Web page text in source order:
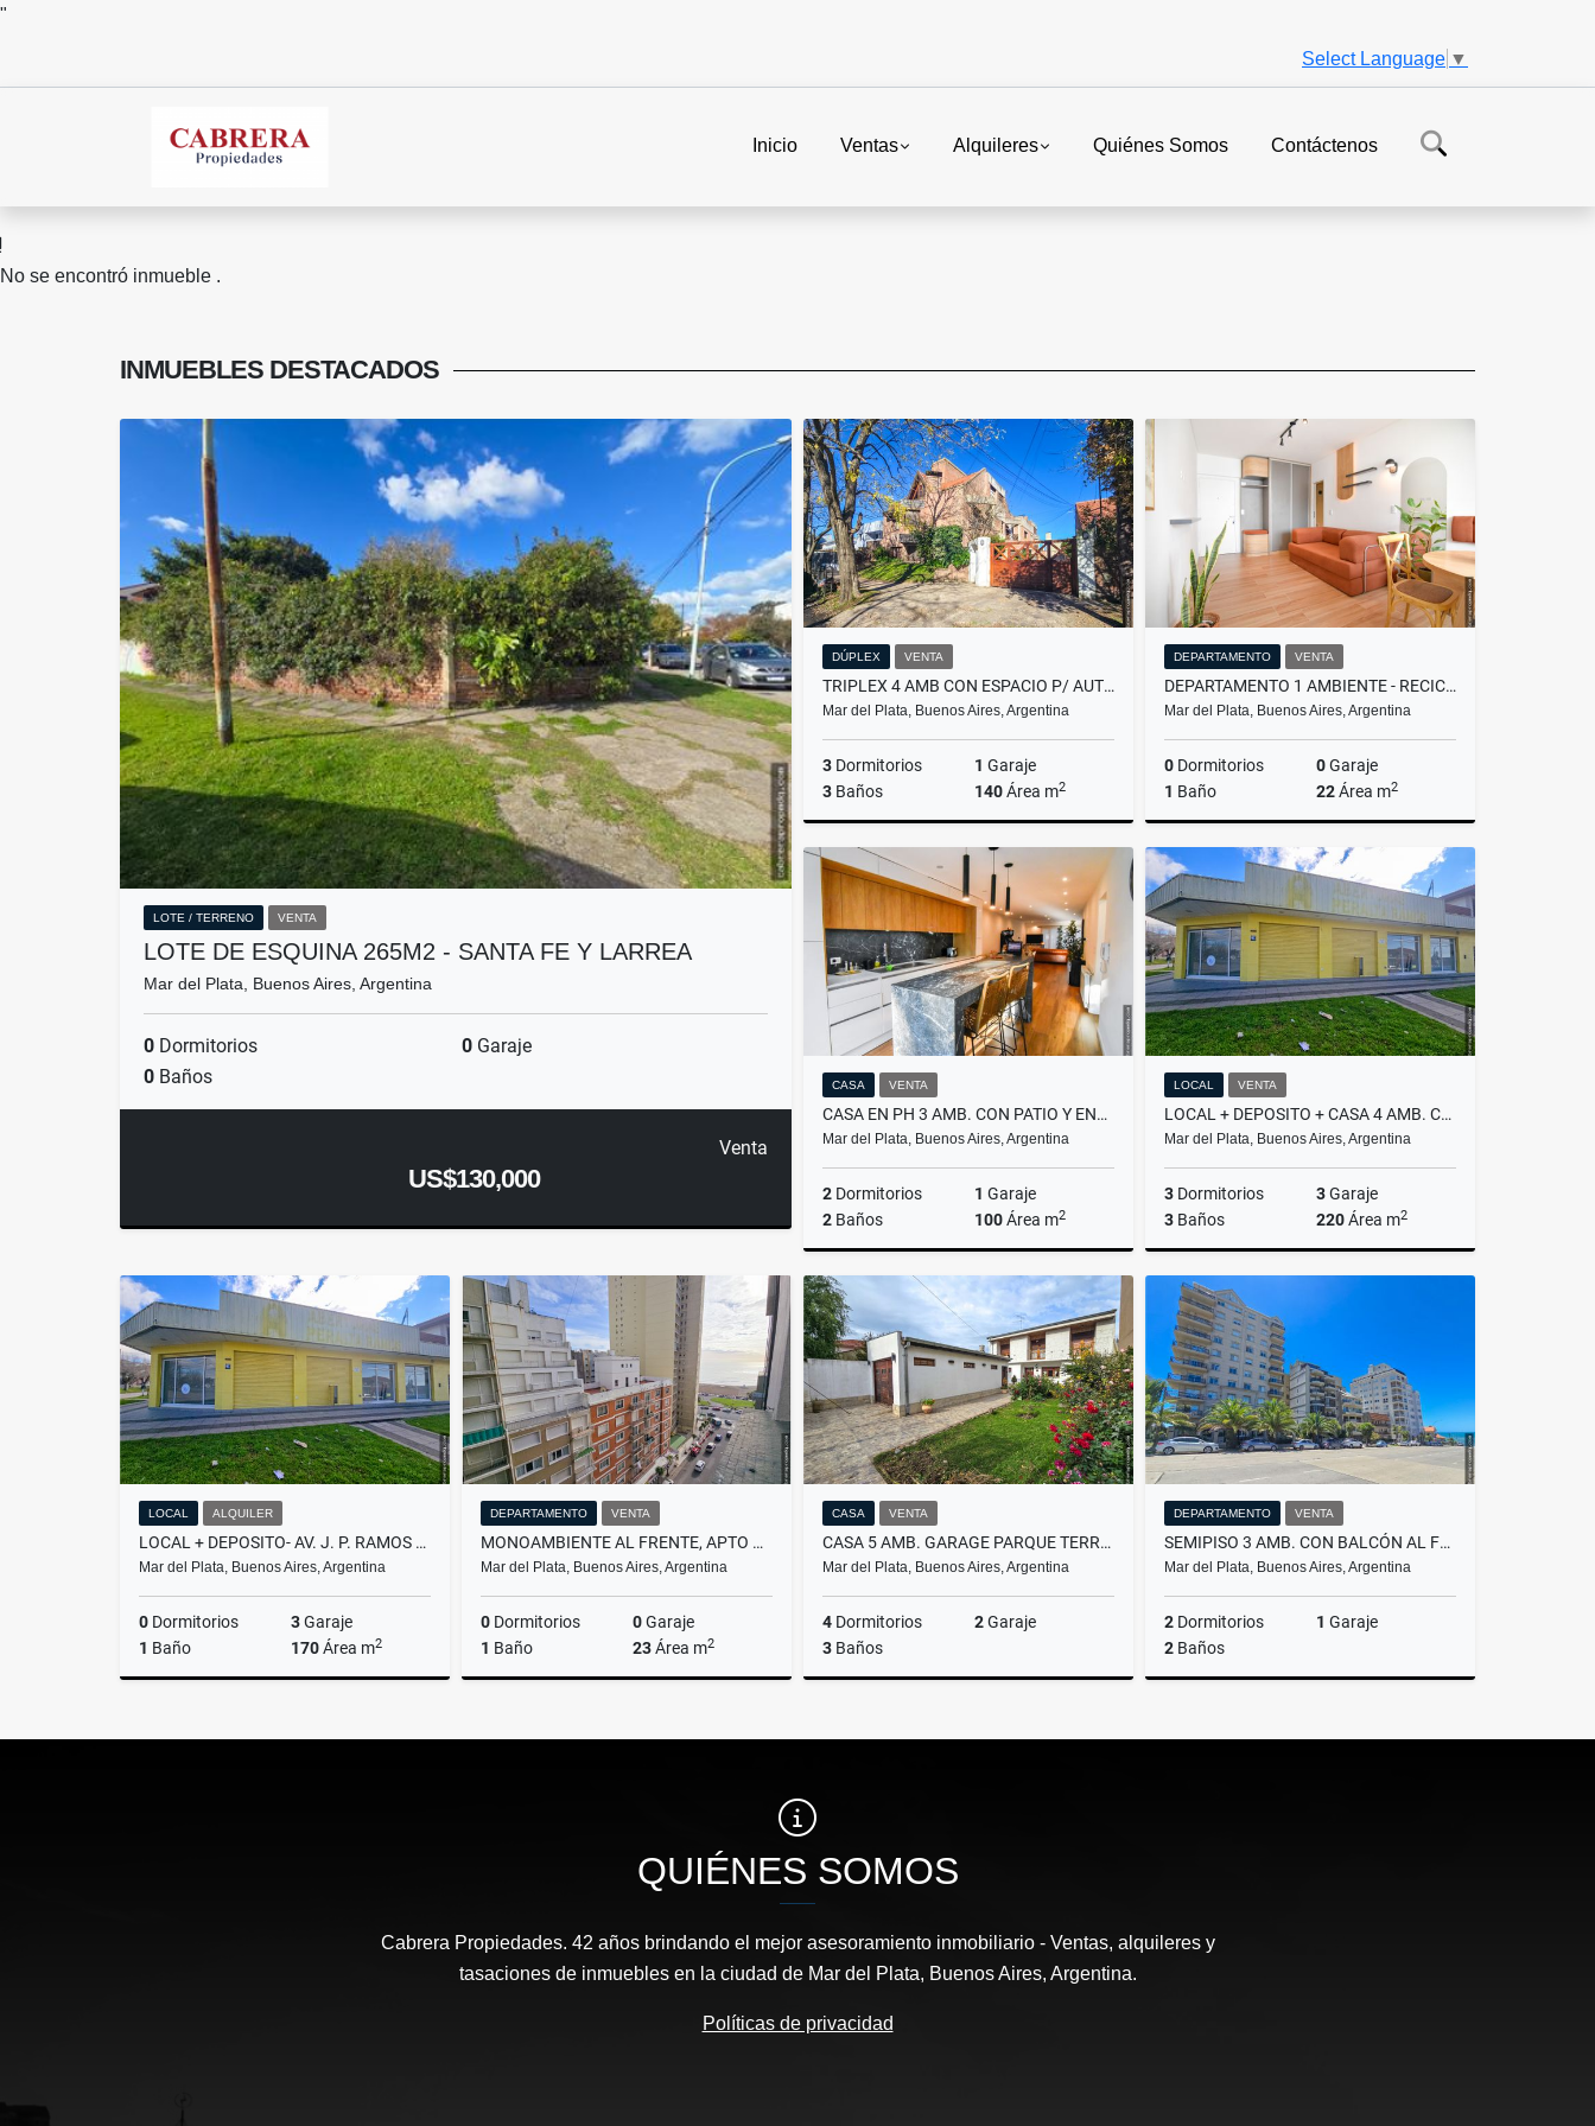
"
Select Language ▼
Inicio Ventas Alquileres Quiénes Somos Contáctenos
No se encontró inmueble .
INMUEBLES DESTACADOS
LOTE / TERRENO VENTA
LOTE DE ESQUINA 265M2 - SANTA FE Y LARREA
Mar del Plata, Buenos Aires, Argentina
0 Dormitorios 0 Garaje
0 Baños
Venta
US$130,000
DÚPLEX VENTA
TRIPLEX 4 AMB CON ESPACIO P/ AUTO- PINOS DE ANCHORENA
Mar del Plata, Buenos Aires, Argentina
3 Dormitorios 1 Garaje
3 Baños 140Área m2
Venta
US$150,000
DEPARTAMENTO VENTA
DEPARTAMENTO 1 AMBIENTE - RECICLADO Y EQUIPADO - MITRE Y BELGRANO
Mar del Plata, Buenos Aires, Argentina
0 Dormitorios 0Garaje
1 Baño 22Área m2
Venta
US$53,500
CASA VENTA
CASA EN PH 3 AMB. CON PATIO Y ENTRADA P/AUTO - NECOCHEA Y ESPAÑA
Mar del Plata, Buenos Aires, Argentina
2 Dormitorios 1 Garaje
2 Baños 100Área m2
Venta
US$195,000
LOCAL VENTA
LOCAL + DEPOSITO + CASA 4 AMB. C/ TERRAZA - AV. J. P. RAMOS Y SICILIA
Mar del Plata, Buenos Aires, Argentina
3 Dormitorios 3Garaje
3 Baños 220Área m2
LOCAL ALQUILER
LOCAL + DEPOSITO- AV. J. P. RAMOS Y SICILIA
Mar del Plata, Buenos Aires, Argentina
0 Dormitorios 3Garaje
1 Baño 170Área m2
US$2,000
DEPARTAMENTO VENTA
MONOAMBIENTE AL FRENTE, APTO CRÉDITO - OLAVARRÍA Y AV. COLÓN
Mar del Plata, Buenos Aires, Argentina
0 Dormitorios 0Garaje
1 Baño 23Área m2
US$49,900
CASA VENTA
CASA 5 AMB. GARAGE PARQUE TERRAZA AP. CRÉDITO- TRIUNVIRATO Y AZOPARDO
Mar del Plata, Buenos Aires, Argentina
4 Dormitorios 2Garaje
3 Baños
US$110,000
DEPARTAMENTO VENTA
SEMIPISO 3 AMB. CON BALCÓN AL FRENTE Y COCHERA-DUMBLEDORE VARESE
Mar del Plata, Buenos Aires, Argentina
2 Dormitorios 1 Garaje
2 Baños
US$350,000
QUIÉNES SOMOS
Cabrera Propiedades. 42 años brindando el mejor asesoramiento inmobiliario - Ventas, alquileres y
tasaciones de inmuebles en la ciudad de Mar del Plata, Buenos Aires, Argentina.
Políticas de privacidad